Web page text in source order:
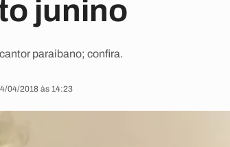
junino
paraibano; confira.
04/2018 às 14:23